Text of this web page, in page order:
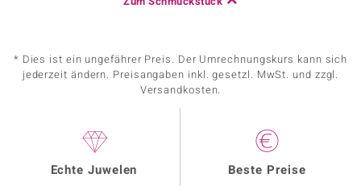
* Dies ist ein ungefährer Preis. Der Umrechnungskurs kann sich
jederzeit ändern. Preisangaben inkl. gesetzl. MwSt. und zzgl.
Versandkosten.
Echte Juwelen Beste Preise